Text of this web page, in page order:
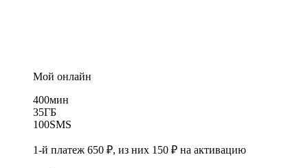
Мой онлайн
400мин
35ГБ
100SMS
1-й платеж 650 ₽, из них 150 ₽ на активацию